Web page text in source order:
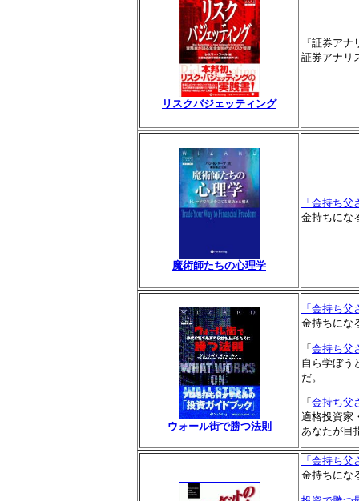
リスクバジェッティング
『証券ア
証券アナリ
魔術師たちの心理学
「金持ち
金持ちにな
ウォール街で勝つ法則
「金持ち
金持ちにな
「金持ち父
自ら学ぼう
だ。
「 金持ち父
適格投資家
あなたが目
「金持ち
金持ちにな